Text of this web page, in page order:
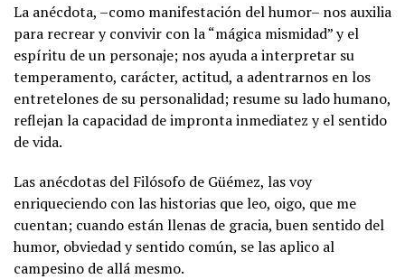
La anécdota, –como manifestación del humor– nos auxilia
para recrear y convivir con la “mágica mismidad” y el
espíritu de un personaje; nos ayuda a interpretar su
temperamento, carácter, actitud, a adentrarnos en los
entretelones de su personalidad; resume su lado humano,
reflejan la capacidad de impronta inmediatez y el sentido
de vida.
Las anécdotas del Filósofo de Güémez, las voy
enriqueciendo con las historias que leo, oigo, que me
cuentan; cuando están llenas de gracia, buen sentido del
humor, obviedad y sentido común, se las aplico al
campesino de allá mesmo.